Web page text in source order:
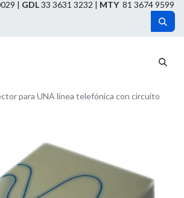
| GDL33 3631 3232 | MTY81 3674 9599
para UNA línea telefónica con circuito